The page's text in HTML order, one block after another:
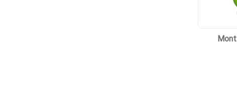
ادوپرفیوم جیبی مردانه مدل Mont